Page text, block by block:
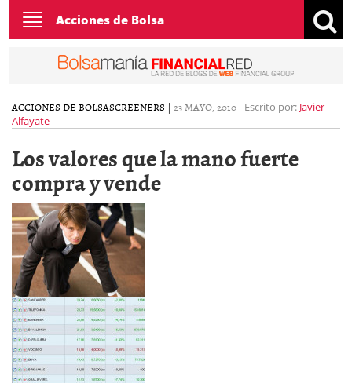
Toggle
navigation
Acciones de Bolsa
ACCIONES DE BOLSASCREENERS | 23 MAYO, 2010- Escrito por: Javier
Alfayate
Los valores que la mano fuerte
compra y vende